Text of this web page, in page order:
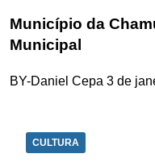
Município da
Municipal
BY-Daniel Cepa 3 de
CULTURA